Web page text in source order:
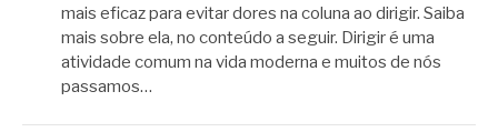
mais eficaz para evitar dores na coluna ao dirigir. Saiba
mais sobre ela, no conteúdo a seguir. Dirigir é uma
atividade comum na vida moderna e muitos de nós
passamos…